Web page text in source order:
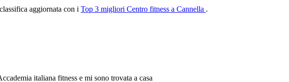
aggiornata con i Top 3 migliori Centro fitness a Cannella .
italiana fitness e mi sono trovata a casa